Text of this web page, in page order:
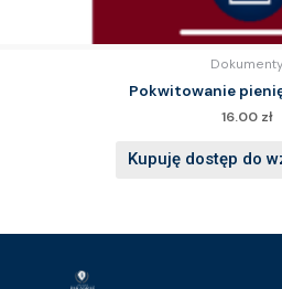
Dokumenty
Pokwitowanie
16.00 zł
Kupuję dostęp do